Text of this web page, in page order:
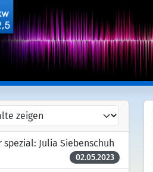
spezial: Julia Siebenschuh
02.05.2023